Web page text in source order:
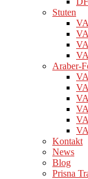
Stuten
Araber-
Kontakt
News
Blog
Prisna